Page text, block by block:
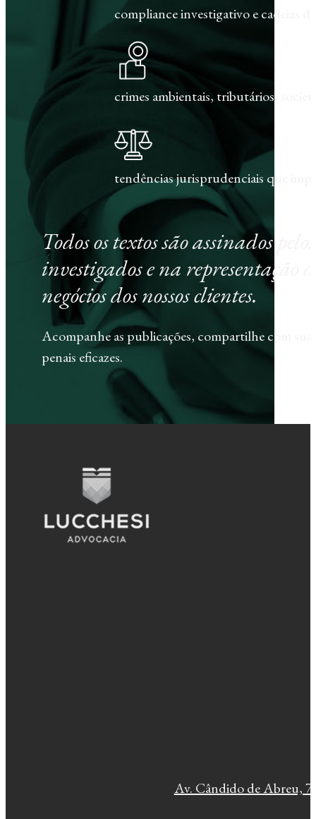
compliance investigativo e cadeias
crimes ambientais, tributários,
tendências jurisprudenciais que
Todos os textos são assinados
investigados e na representação
negócios dos nossos clientes.
Acompanhe as publicações, compartilhe com
penais eficazes.
Av. Cândido de Abreu,